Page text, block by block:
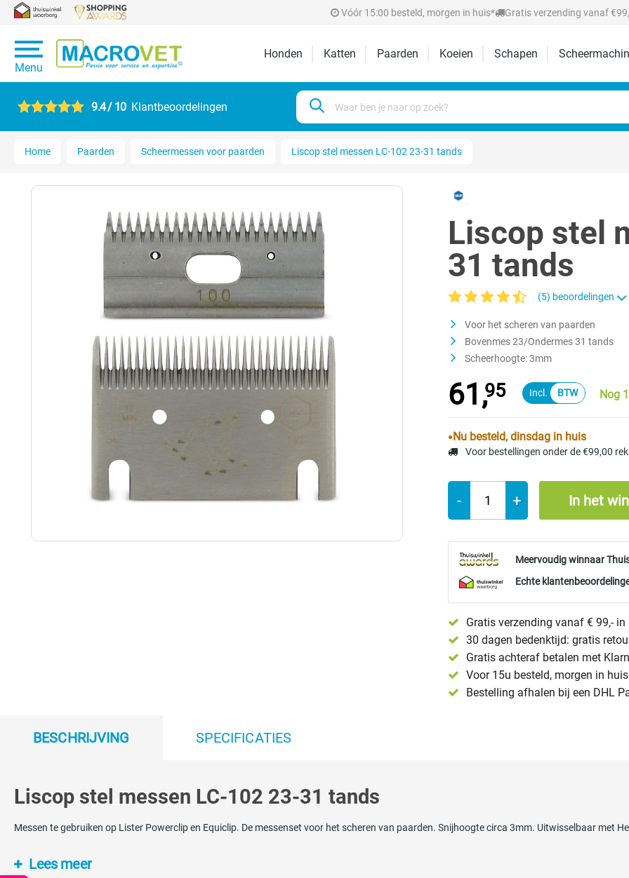
Vóór 15:00 besteld, morgen in huis* Gratis verzending vanaf
Menu
Honden Katten Paarden Koeien Schapen
9.4 / 10 Klantbeoordelingen
Home Paarden Scheermessen voor paarden Liscop stel messen LC-102 23-31 tands
Liscop stel
31 tands
(5) beoordelingen
Voor het scheren van paarden
Bovenmes 23/Ondermes 31 tands
Scheerhoogte: 3mm
61,95 Nog
Nu besteld, dinsdag in huis
Voor bestellingen onder de €99,00
- + In het
Meervoudig winnaar
Echte
Gratis verzending vanaf € 99,- in
30 dagen bedenktijd: gratis
Gratis achteraf betalen met
Voor 15u besteld, morgen in
Bestelling afhalen bij een DHL
BESCHRIJVING SPECIFICATIES
Liscop stel messen LC-102 23-31 tands
Messen te gebruiken op Lister Powerclip en Equiclip. De messenset voor het scheren van paarden. Snijhoogte circa 3mm. Uitwisselbaar met
Lees meer